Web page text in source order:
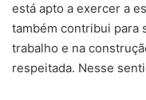
está apto a exercer a
também contribui para
trabalho e na
respeitada. Nesse